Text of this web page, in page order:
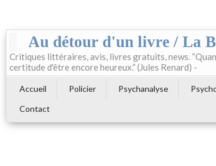
Au détour d'un livre / La
Critiques littéraires, avis, livres gratuits, news.
certitude d'être encore heureux.” (Jules Renard) -
Accueil Policier Psychanalyse
Contact